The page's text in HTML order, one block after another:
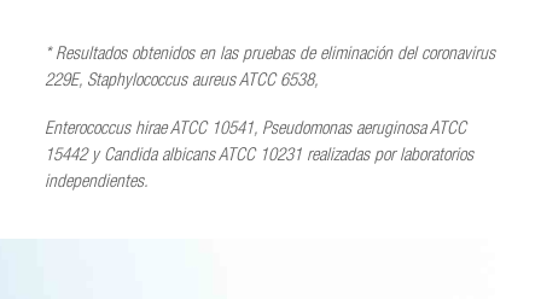
* Resultados obtenidos en las pruebas de eliminación del coronavirus
229E, Staphylococcus aureus ATCC 6538,
Enterococcus hirae ATCC 10541, Pseudomonas aeruginosa ATCC
15442 y Candida albicans ATCC 10231 realizadas por laboratorios
independientes.